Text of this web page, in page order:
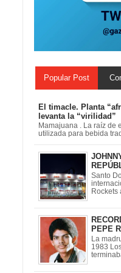
Popular Post
El timacle. Planta
levanta la “virilidad”
Mamajuana . La raíz de
utilizada para bebida
Santo
Rockets
PEPE
La
1983